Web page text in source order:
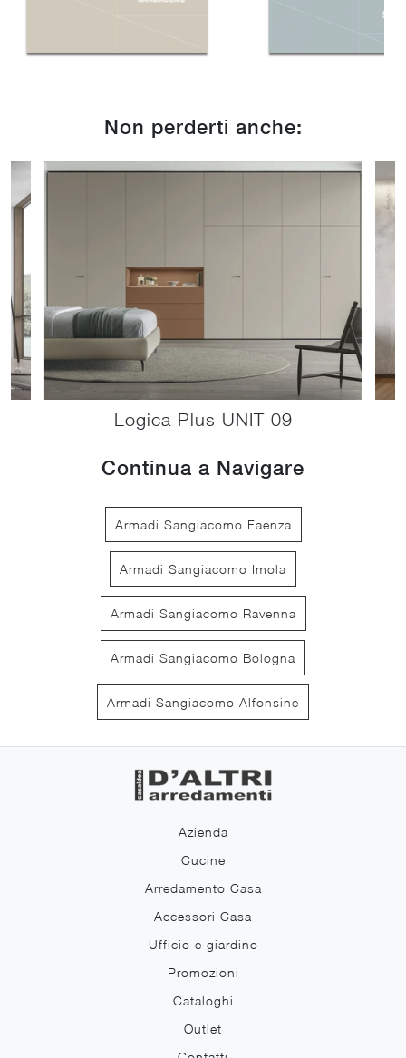
Non perderti anche:
Logica Plus UNIT 09
Continua a Navigare
Armadi Sangiacomo Faenza
Armadi Sangiacomo Imola
Armadi Sangiacomo Ravenna
Armadi Sangiacomo Bologna
Armadi Sangiacomo Alfonsine
Azienda
Cucine
Arredamento Casa
Accessori Casa
Ufficio e giardino
Promozioni
Cataloghi
Outlet